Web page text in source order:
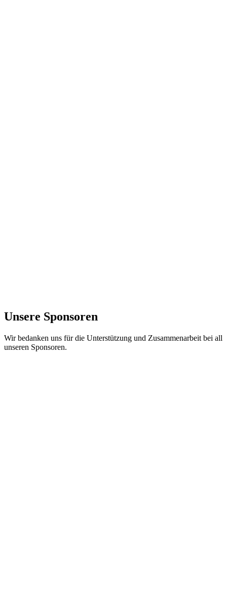
Unsere Sponsoren
Wir bedanken uns für die Unterstützung und Zusammenarbeit bei all
unseren Sponsoren.